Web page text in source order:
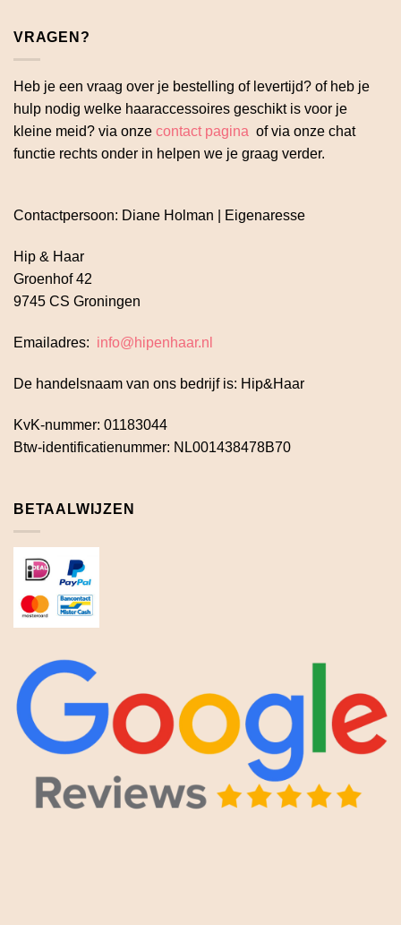
VRAGEN?
Heb je een vraag over je bestelling of levertijd? of heb je
hulp nodig welke haaraccessoires geschikt is voor je
kleine meid? via onze contact pagina of via onze chat
functie rechts onder in helpen we je graag verder.
Contactpersoon: Diane Holman | Eigenaresse
Hip & Haar
Groenhof 42
9745 CS Groningen
Emailadres: info@hipenhaar.nl
De handelsnaam van ons bedrijf is: Hip&Haar
KvK-nummer: 01183044
Btw-identificatienummer: NL001438478B70
BETAALWIJZEN